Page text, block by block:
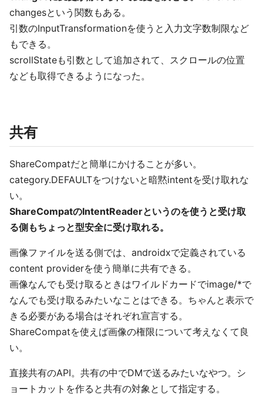
changesという関数もある。
引数のInputTransformationを使うと入力文字数制限など
もできる。
scrollStateも引数として追加されて、スクロールの位置
なども取得できるようになった。
共有
ShareCompatだと簡単にかけることが多い。
category.DEFAULTをつけないと暗黙intentを受け取れな
い。
ShareCompatのIntentReaderというのを使うと受け取
る側もちょっと型安全に受け取れる。
画像ファイルを送る側では、androidxで定義されている
content providerを使う簡単に共有できる。
画像なんでも受け取るときはワイルドカードでimage/*で
なんでも受け取るみたいなことはできる。ちゃんと表示で
きる必要がある場合はそれぞれ宣言する。
ShareCompatを使えば画像の権限について考えなくて良
い。
直接共有のAPI。共有の中でDMで送るみたいなやつ。シ
ョートカットを作ると共有の対象として指定する。